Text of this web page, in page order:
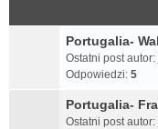
Portugalia-
Ostatni post autor:
Odpowiedzi: 5
Portugalia-
Ostatni post autor: